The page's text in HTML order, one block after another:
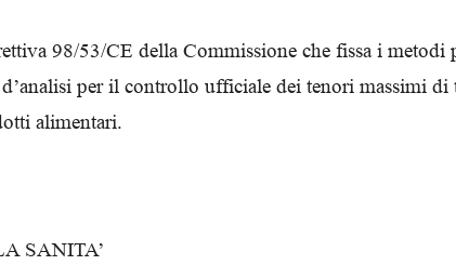
degli
98/53/CE della Commissione che fissa i metodi
per il controllo ufficiale dei tenori massimi di
alimentari.
SANITA’